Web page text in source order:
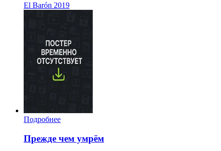
El Barón 2019
Подробнее
Прежде чем умрём